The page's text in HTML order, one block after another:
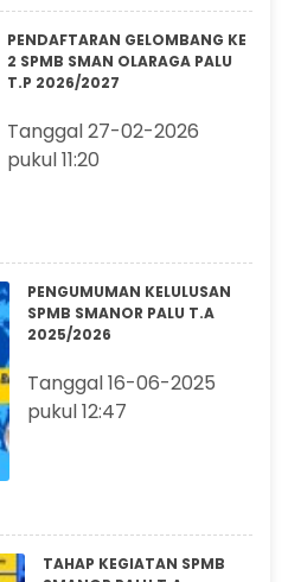
PENDAFTARAN GELOMBANG KE
2 SPMB SMAN OLARAGA PALU
T.P 2026/2027
Tanggal 27-02-2026
pukul 11:20
PENGUMUMAN KELULUSAN
SPMB SMANOR PALU T.A
2025/2026
Tanggal 16-06-2025
pukul 12:47
TAHAP KEGIATAN SPMB